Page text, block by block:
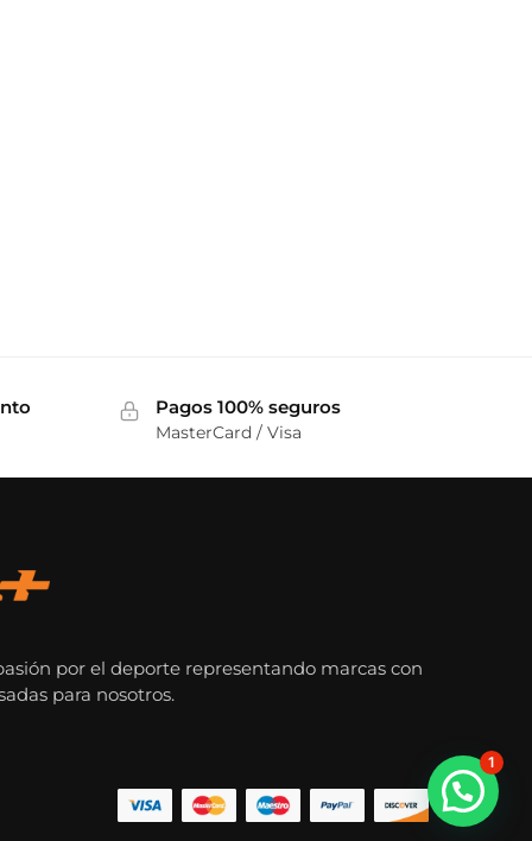
Pagos 100% seguros
MasterCard / Visa
por el deporte representando marcas con
para nosotros.
1